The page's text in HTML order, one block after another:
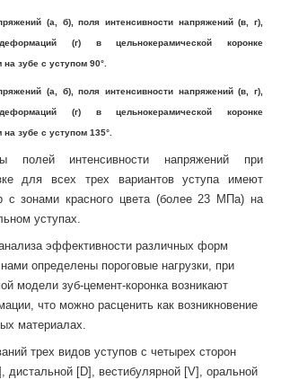
(а, б), поля интенсивности напряжений (в, г),
(г) в цельнокерамической коронке
зубе с уступом 90°.
(а, б), поля интенсивности напряжений (в, г),
(г) в цельнокерамической коронке
зубе с уступом 135°.
полей интенсивности напряжений при
для всех трех вариантов уступа имеют
с зонами красного цвета (более 23 МПа) на
уступах.
эффективности различных форм
определены пороговые нагрузки, при
модели зуб-цемент-коронка возникают
что можно расценить как возникновение
материалах.
трех видов уступов с четырех сторон
дистальной [D], вестибулярной [V], оральной